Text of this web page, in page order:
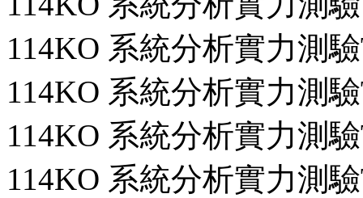
114KO 系統分析實力測
114KO 系統分析實力測
114KO 系統分析實力測
114KO 系統分析實力測